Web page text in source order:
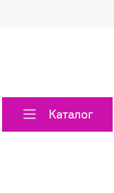
Каталог